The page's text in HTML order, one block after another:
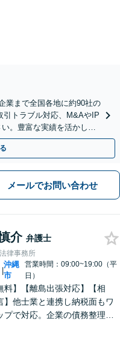
業まで全国各地に約90社の
引トラブル対応、M&AやIP
。豊富な実績を活かし的
メールでお問い合わせ
介 弁護士
律事務所
|
沖縄
市
営業時間：09:00~19:00（平
日）
料】【離島出張対応】【相
】他士業と連携し納税面もワ
プで対応。企業の債務整理も